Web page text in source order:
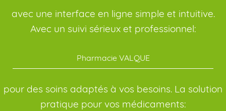
avec une interface en ligne simple et intuitive.
Avec un suivi sérieux et professionnel:
Pharmacie VALQUE
pour des soins adaptés à vos besoins. La solution
pratique pour vos médicaments: